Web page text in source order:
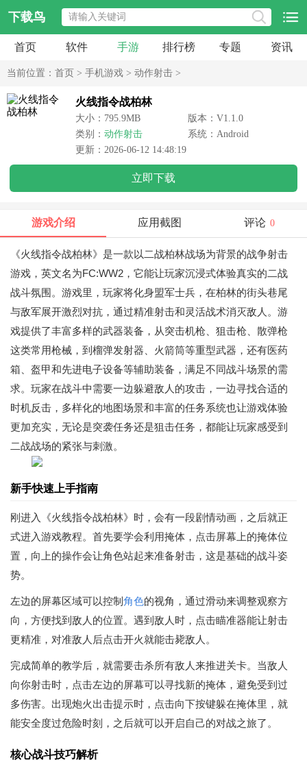
下载鸟
首页 软件 手游 排行榜 专题 资讯
当前位置： 首页 > 手机游戏 > 动作射击 >
火线指令战柏林
大小：795.9MB
版本：V1.1.0
类别： 动作射击
系统：Android
更新：2026-06-12 14:48:19
立即下载
游戏介绍 应用截图 评论 0
《火线指令战柏林》是一款以二战柏林战场为背景的战争射击
游戏，英文名为FC:WW2，它能让玩家沉浸式体验真实的二战
战斗氛围。游戏里，玩家将化身盟军士兵，在柏林的街头巷尾
与敌军展开激烈对抗，通过精准射击和灵活战术消灭敌人。游
戏提供了丰富多样的武器装备，从突击机枪、狙击枪、散弹枪
这类常用枪械，到榴弹发射器、火箭筒等重型武器，还有医药
箱、盔甲和先进电子设备等辅助装备，满足不同战斗场景的需
求。玩家在战斗中需要一边躲避敌人的攻击，一边寻找合适的
时机反击，多样化的地图场景和丰富的任务系统也让游戏体验
更加充实，无论是突袭任务还是狙击任务，都能让玩家感受到
二战战场的紧张与刺激。
新手快速上手指南
刚进入《火线指令战柏林》时，会有一段剧情动画，之后就正
式进入游戏教程。首先要学会利用掩体，点击屏幕上的掩体位
置，向上的操作会让角色站起来准备射击，这是基础的战斗姿
势。
左边的屏幕区域可以控制 角色的视角，通过滑动来调整观察方
向，方便找到敌人的位置。遇到敌人时，点击瞄准器能让射击
更精准，对准敌人后点击开火就能击毙敌人。
完成简单的教学后，就需要击杀所有敌人来推进关卡。当敌人
向你射击时，点击左边的屏幕可以寻找新的掩体，避免受到过
多伤害。出现炮火出击提示时，点击向下按键躲在掩体里，就
能安全度过危险时刻，之后就可以开启自己的对战之旅了。
核心战斗技巧解析